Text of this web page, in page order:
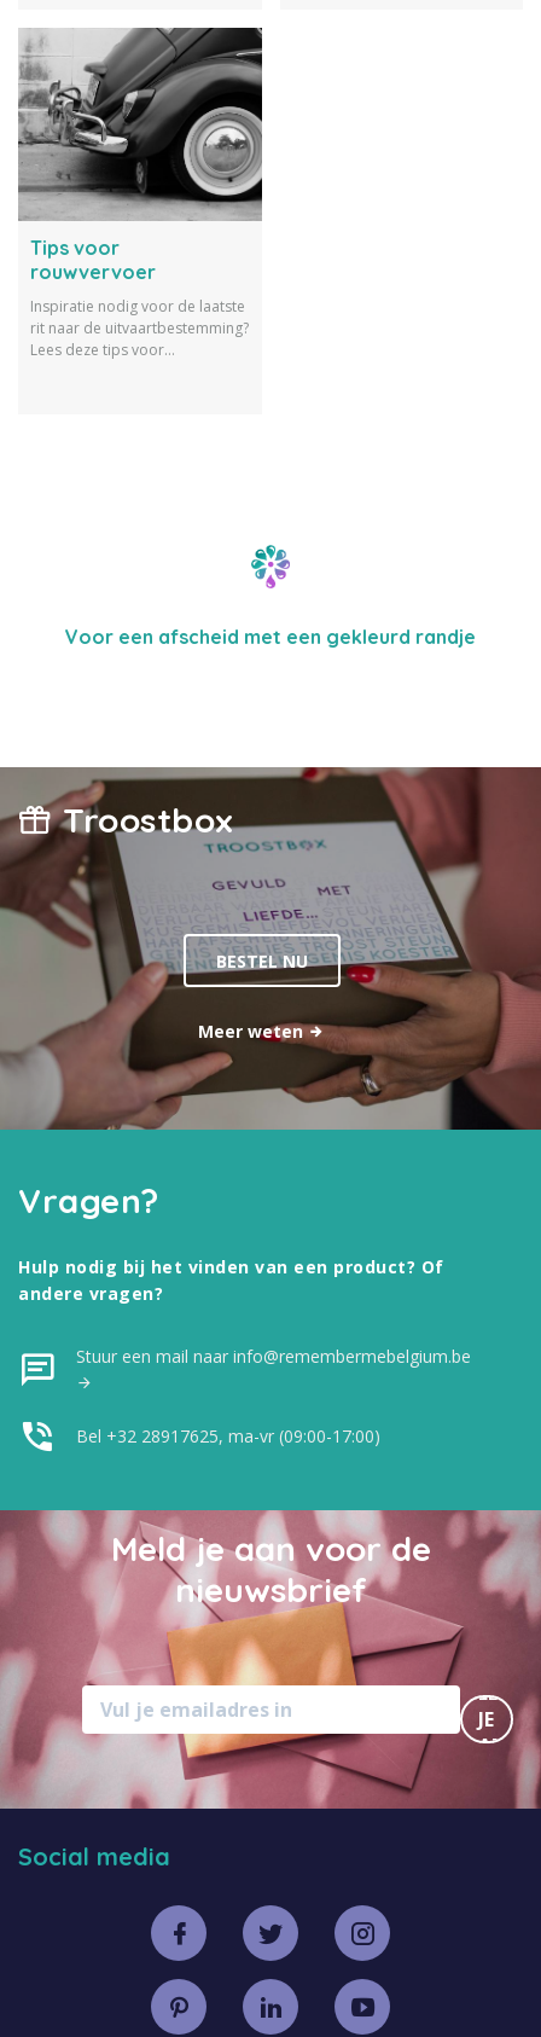
Tips voor
rouwvervoer
Inspiratie nodig voor de laatste
rit naar de uitvaartbestemming?
Lees deze tips voor
Voor een afscheid met een gekleurd randje
Troostbox
BESTEL NU
Meer weten
Vragen?
Hulp nodig bij het vinden van een product? Of
andere vragen?
Stuur een mail naar info@remembermebelgium.be
Bel +32 28917625, ma-vr (09:00-17:00)
Meld je aan voor de
nieuwsbrief
MELD
JE
AAN
Social media